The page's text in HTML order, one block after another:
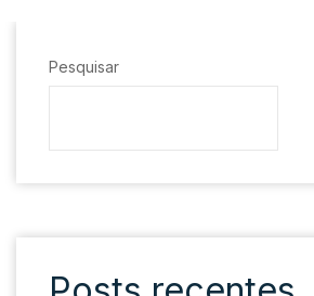
Pesquisar